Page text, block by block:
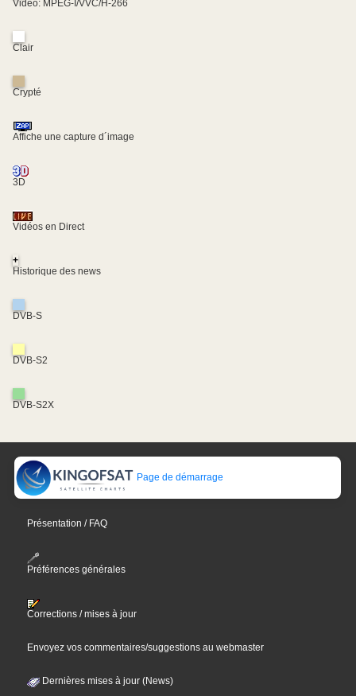
Video: MPEG-I/VVC/H-266
Clair
Crypté
Affiche une capture d´image
3D
Vidéos en Direct
+
Historique des news
DVB-S
DVB-S2
DVB-S2X
Page de démarrage
Présentation / FAQ
Préférences générales
Corrections / mises à jour
Envoyez vos commentaires/suggestions au webmaster
Dernières mises à jour (News)